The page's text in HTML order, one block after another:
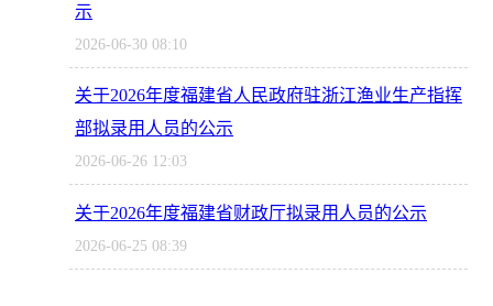
2026-06-30 08:10
示
2026-06-26 12:03
关于2026年度福建省人民政府驻浙江渔业生产指挥
部拟录用人员的公示
2026-06-25 08:39
关于2026年度福建省财政厅拟录用人员的公示